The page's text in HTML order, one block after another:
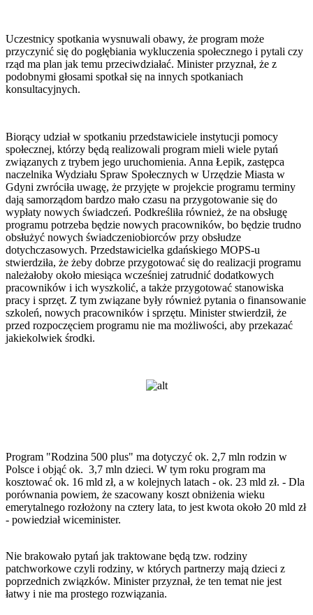
Uczestnicy spotkania wysnuwali obawy, że program może
przyczynić się do pogłębiania wykluczenia społecznego i pytali czy
rząd ma plan jak temu przeciwdziałać. Minister przyznał, że z
podobnymi głosami spotkał się na innych spotkaniach
konsultacyjnych.
Biorący udział w spotkaniu przedstawiciele instytucji pomocy
społecznej, którzy będą realizowali program mieli wiele pytań
związanych z trybem jego uruchomienia. Anna Łepik, zastępca
naczelnika Wydziału Spraw Społecznych w Urzędzie Miasta w
Gdyni zwróciła uwagę, że przyjęte w projekcie programu terminy
dają samorządom bardzo mało czasu na przygotowanie się do
wypłaty nowych świadczeń. Podkreśliła również, że na obsługę
programu potrzeba będzie nowych pracowników, bo będzie trudno
obsłużyć nowych świadczeniobiorców przy obsłudze
dotychczasowych. Przedstawicielka gdańskiego MOPS-u
stwierdziła, że żeby dobrze przygotować się do realizacji programu
należałoby około miesiąca wcześniej zatrudnić dodatkowych
pracowników i ich wyszkolić, a także przygotować stanowiska
pracy i sprzęt. Z tym związane były również pytania o finansowanie
szkoleń, nowych pracowników i sprzętu. Minister stwierdził, że
przed rozpoczęciem programu nie ma możliwości, aby przekazać
jakiekolwiek środki.
Program "Rodzina 500 plus" ma dotyczyć ok. 2,7 mln rodzin w
Polsce i objąć ok. 3,7 mln dzieci. W tym roku program ma
kosztować ok. 16 mld zł, a w kolejnych latach - ok. 23 mld zł. - Dla
porównania powiem, że szacowany koszt obniżenia wieku
emerytalnego rozłożony na cztery lata, to jest kwota około 20 mld zł
- powiedział wiceminister.
Nie brakowało pytań jak traktowane będą tzw. rodziny
patchworkowe czyli rodziny, w których partnerzy mają dzieci z
poprzednich związków. Minister przyznał, że ten temat nie jest
łatwy i nie ma prostego rozwiązania.